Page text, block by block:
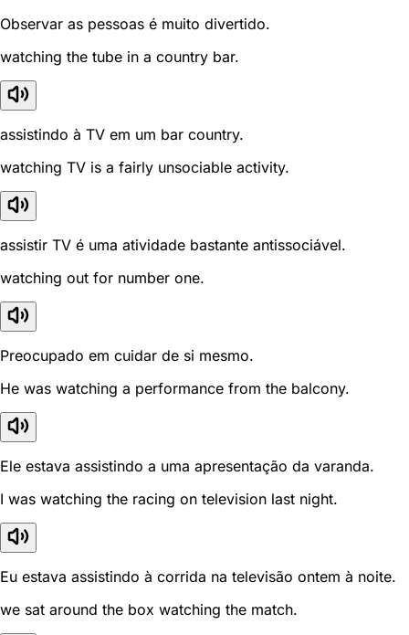
Observar as pessoas é muito divertido.
watching the tube in a country bar.
assistindo à TV em um bar country.
watching TV is a fairly unsociable activity.
assistir TV é uma atividade bastante antissociável.
watching out for number one.
Preocupado em cuidar de si mesmo.
He was watching a performance from the balcony.
Ele estava assistindo a uma apresentação da varanda.
I was watching the racing on television last night.
Eu estava assistindo à corrida na televisão ontem à noite.
we sat around the box watching the match.